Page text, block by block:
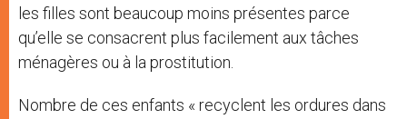
les filles sont beaucoup moins présentes parce
qu’elle se consacrent plus facilement aux tâches
ménagères ou à la prostitution.
Nombre de ces enfants « recyclent les ordures dans